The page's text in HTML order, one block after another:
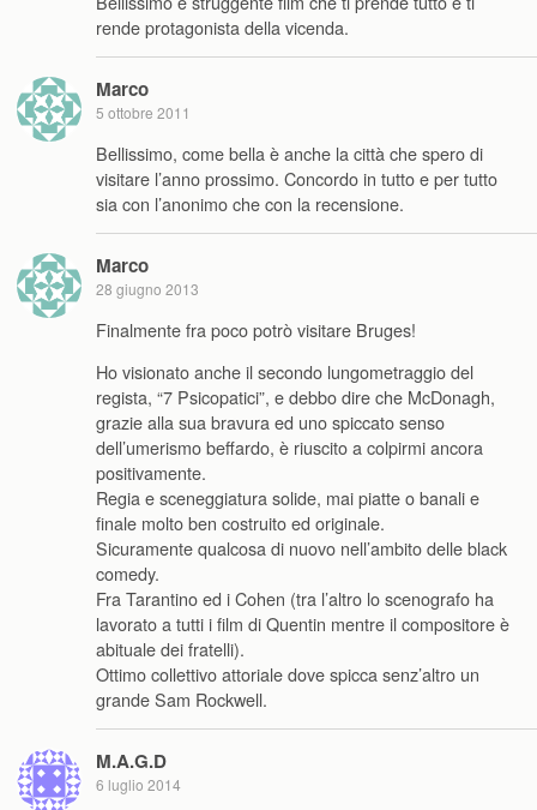
rende protagonista della vicenda.
Marco
5 ottobre 2011
Bellissimo, come bella è anche la città che spero di
visitare l’anno prossimo. Concordo in tutto e per tutto
sia con l’anonimo che con la recensione.
Marco
28 giugno 2013
Finalmente fra poco potrò visitare Bruges!
Ho visionato anche il secondo lungometraggio del
regista, “7 Psicopatici”, e debbo dire che McDonagh,
grazie alla sua bravura ed uno spiccato senso
dell’umerismo beffardo, è riuscito a colpirmi ancora
positivamente.
Regia e sceneggiatura solide, mai piatte o banali e
finale molto ben costruito ed originale.
Sicuramente qualcosa di nuovo nell’ambito delle black
comedy.
Fra Tarantino ed i Cohen (tra l’altro lo scenografo ha
lavorato a tutti i film di Quentin mentre il compositore è
abituale dei fratelli).
Ottimo collettivo attoriale dove spicca senz’altro un
grande Sam Rockwell.
M.A.G.D
6 luglio 2014